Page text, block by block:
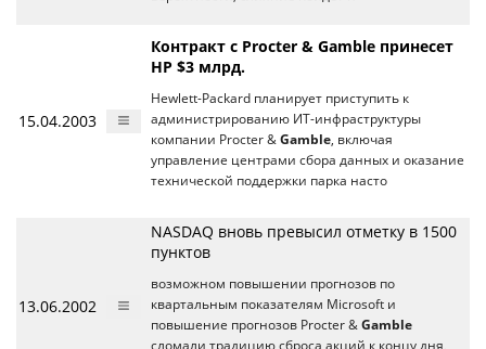
15.04.2003
Контракт с Procter & Gamble принесет
HP $3 млрд.
Hewlett-Packard планирует приступить к
администрированию ИТ-инфраструктуры
компании Procter & Gamble, включая
управление центрами сбора данных и оказание
технической поддержки парка насто
13.06.2002
NASDAQ вновь превысил отметку в 1500
пунктов
возможном повышении прогнозов по
квартальным показателям Microsoft и
повышение прогнозов Procter & Gamble
сломали традицию сброса акций к концу дня,